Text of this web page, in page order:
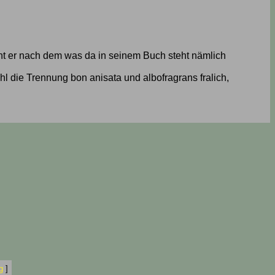
er nach dem was da in seinem Buch steht nämlich
die Trennung bon anisata und albofragrans fralich,
]